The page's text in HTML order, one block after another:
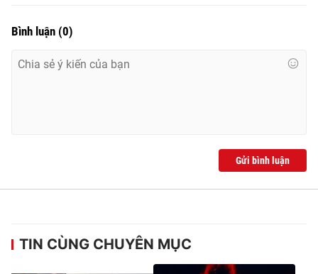
Phó Tổng Biên tập:
Bình luận (0)
Gửi bình luận
TIN CÙNG CHUYÊN MỤC